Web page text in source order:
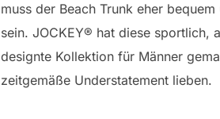
muss der Beach Trunk eher
sein. JOCKEY® hat diese sportlich,
designte Kollektion für Männer
zeitgemäße Understatement lieben.